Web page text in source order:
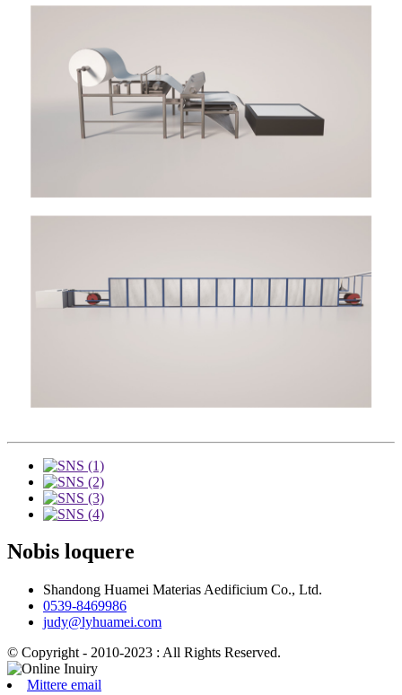
Nobis loquere
Shandong Huamei Materias Aedificium Co., Ltd.
0539-8469986
judy@lyhuamei.com
© Copyright - 2010-2023 : All Rights Reserved.
Mittere email